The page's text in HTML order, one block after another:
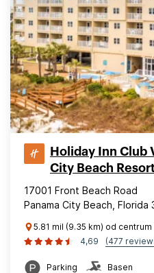
Holiday Inn Club
City Beach
17001 Front Beach Road
Panama City Beach,
5.81 mil (9.35 km) od
4,69
(477
Parking Basen